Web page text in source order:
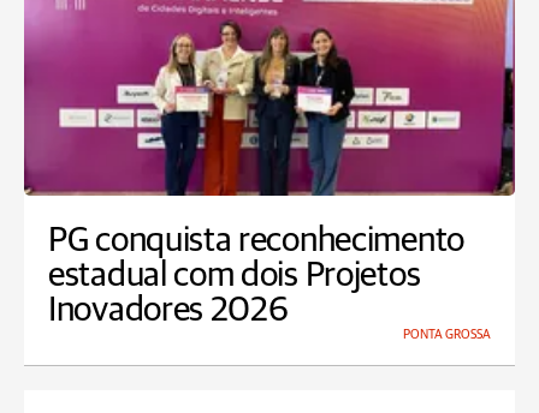
PG conquista reconhecimento
estadual com dois Projetos
Inovadores 2026
PONTA GROSSA